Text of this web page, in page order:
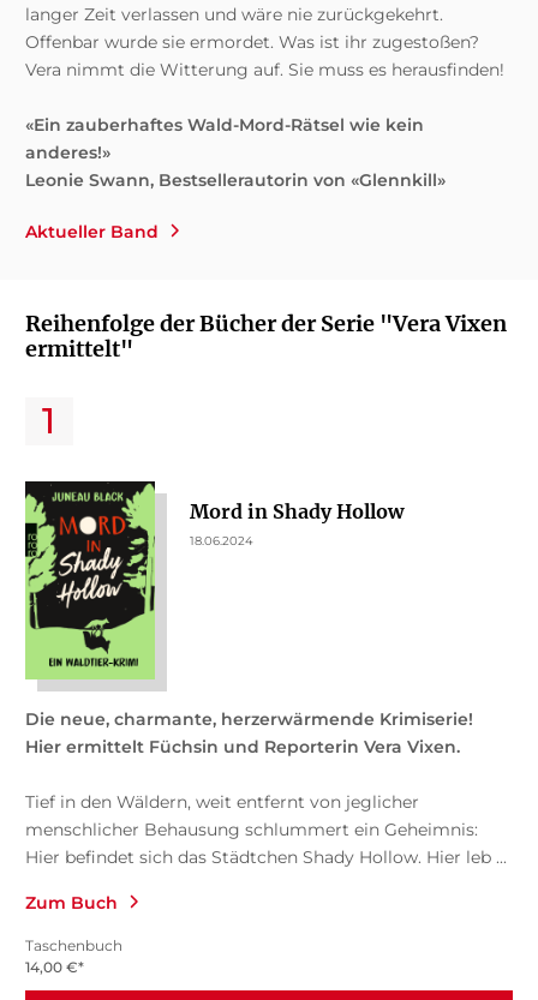
langer Zeit verlassen und wäre nie zurückgekehrt.
Offenbar wurde sie ermordet. Was ist ihr zugestoßen?
Vera nimmt die Witterung auf. Sie muss es herausfinden!
«Ein zauberhaftes Wald-Mord-Rätsel wie kein
anderes!»
Leonie Swann, Bestsellerautorin von «Glennkill»
Aktueller Band
Reihenfolge der Bücher der Serie "Vera Vixen
ermittelt"
Mord in Shady Hollow
18.06.2024
Die neue, charmante, herzerwärmende Krimiserie!
Hier ermittelt Füchsin und Reporterin Vera Vixen.
Tief in den Wäldern, weit entfernt von jeglicher
menschlicher Behausung schlummert ein Geheimnis:
Hier befindet sich das Städtchen Shady Hollow. Hier leb ...
Zum Buch
Taschenbuch
14,00 €*